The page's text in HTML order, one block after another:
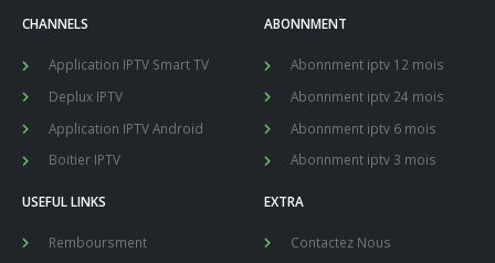
CHANNELS
Application IPTV Smart TV
Deplux IPTV
Application IPTV Android
Boitier IPTV
ABONNMENT
Abonnment iptv 12 mois
Abonnment iptv 24 mois
Abonnment iptv 6 mois
Abonnment iptv 3 mois
USEFUL LINKS
Remboursment
EXTRA
Contactez Nous